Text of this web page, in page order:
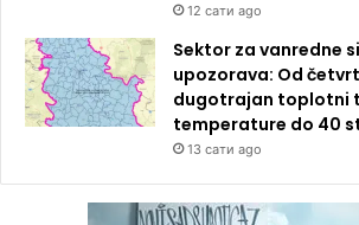
12 сати ago
Sektor za vanredne
upozorava: Od
dugotrajan toplotni
temperature do 40
13 сати ago